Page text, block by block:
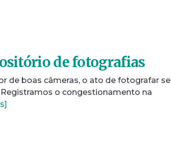
de fotografias
de boas câmeras, o ato de fotografar se
o congestionamento na